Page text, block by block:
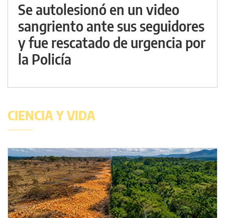
Se autolesionó en un video
sangriento ante sus seguidores
y fue rescatado de urgencia por
la Policía
CIENCIA Y VIDA